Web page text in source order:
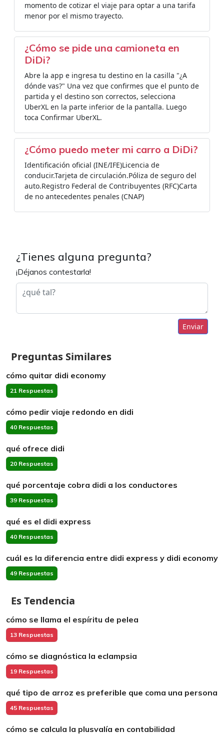
momento de cotizar el viaje para optar a una tarifa
menor por el mismo trayecto.
¿Cómo se pide una camioneta en
DiDi?
Abre la app e ingresa tu destino en la casilla "¿A
dónde vas?" Una vez que confirmes que el punto de
partida y el destino son correctos, selecciona
UberXL en la parte inferior de la pantalla. Luego
toca Confirmar UberXL.
¿Cómo puedo meter mi carro a DiDi?
Identificación oficial (INE/IFE)Licencia de
conducir.Tarjeta de circulación.Póliza de seguro del
auto.Registro Federal de Contribuyentes (RFC)Carta
de no antecedentes penales (CNAP)
¿Tienes alguna pregunta?
¡Déjanos contestarla!
Enviar
Preguntas Similares
cómo quitar didi economy
21 Respuestas
cómo pedir viaje redondo en didi
40 Respuestas
qué ofrece didi
20 Respuestas
qué porcentaje cobra didi a los conductores
39 Respuestas
qué es el didi express
40 Respuestas
cuál es la diferencia entre didi express y didi economy
49 Respuestas
Es Tendencia
cómo se llama el espíritu de pelea
13 Respuestas
cómo se diagnóstica la eclampsia
19 Respuestas
qué tipo de arroz es preferible que coma una persona
45 Respuestas
cómo se calcula la plusvalía en contabilidad